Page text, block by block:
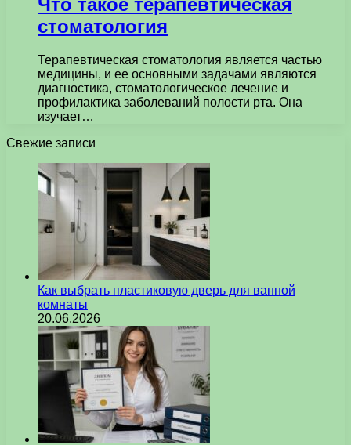
стоматология
Терапевтическая стоматология является частью
медицины, и ее основными задачами являются
диагностика, стоматологическое лечение и
профилактика заболеваний полости рта. Она
изучает…
Свежие записи
Как выбрать пластиковую дверь для ванной
комнаты
20.06.2026